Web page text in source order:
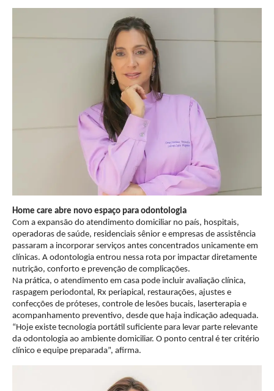
Home care abre novo espaço para odontologia
Com a expansão do atendimento domiciliar no país, hospitais,
operadoras de saúde, residenciais sênior e empresas de assistência
passaram a incorporar serviços antes concentrados unicamente em
clínicas. A odontologia entrou nessa rota por impactar diretamente
nutrição, conforto e prevenção de complicações.
Na prática, o atendimento em casa pode incluir avaliação clínica,
raspagem periodontal, Rx periapical, restaurações, ajustes e
confecções de próteses, controle de lesões bucais, laserterapia e
acompanhamento preventivo, desde que haja indicação adequada.
“Hoje existe tecnologia portátil suficiente para levar parte relevante
da odontologia ao ambiente domiciliar. O ponto central é ter critério
clínico e equipe preparada”, afirma.